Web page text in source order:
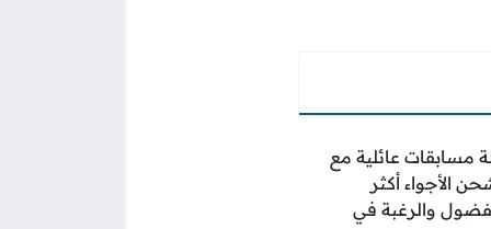
مسابقات عائلية مع
الأجواء أكثر
والرغبة في